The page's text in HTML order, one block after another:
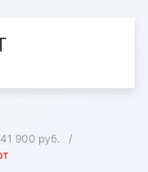
900 руб.
/